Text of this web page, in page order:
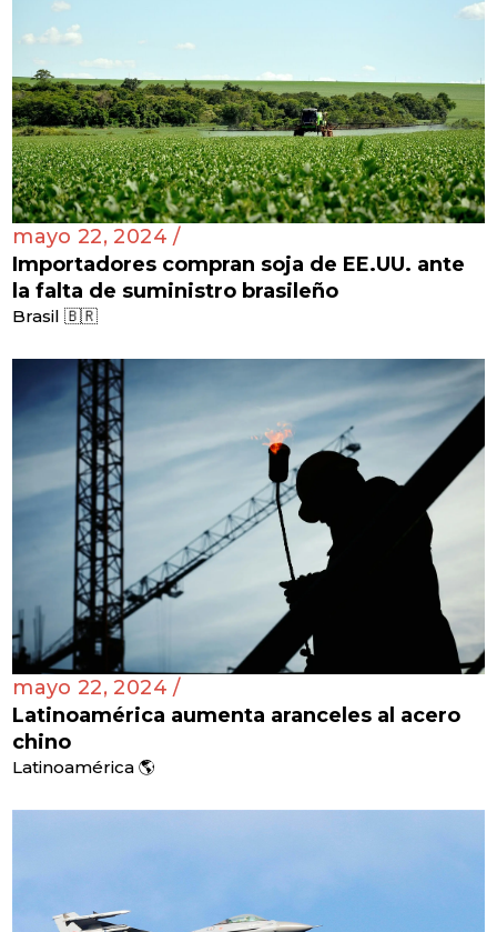
mayo 22, 2024 /
Importadores compran soja de EE.UU. ante
la falta de suministro brasileño
Brasil 🇧🇷
mayo 22, 2024 /
Latinoamérica aumenta aranceles al acero
chino
Latinoamérica 🌎